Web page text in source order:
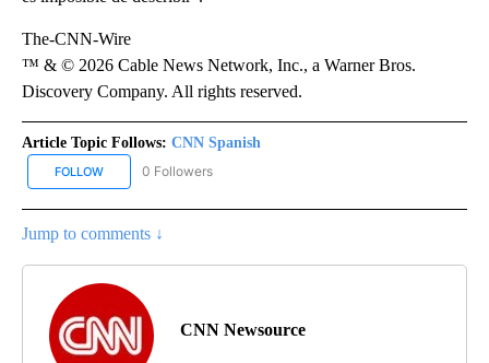
The-CNN-Wire
™ & © 2026 Cable News Network, Inc., a Warner Bros.
Discovery Company. All rights reserved.
Article Topic Follows: CNN Spanish
FOLLOW FOLLOW "CNN SPANISH" TO RECEIVE NOTIFICATIONS ABOUT
0 Followers
Jump to comments ↓
CNN Newsource